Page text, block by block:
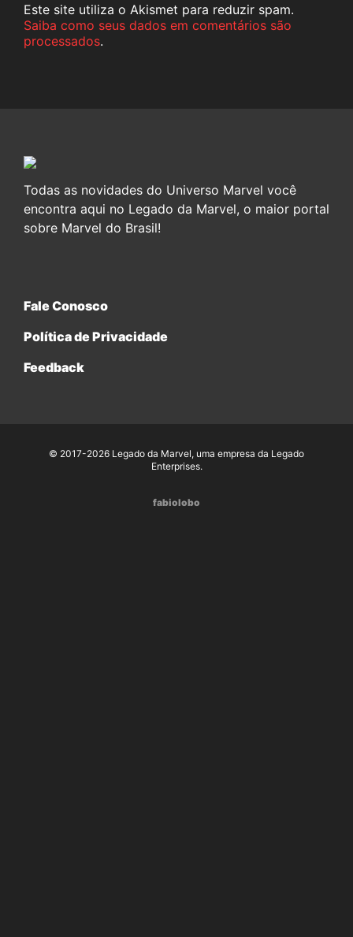
Este site utiliza o Akismet para reduzir spam.
Saiba como seus dados em comentários são
processados.
Todas as novidades do Universo Marvel você
encontra aqui no Legado da Marvel, o maior portal
sobre Marvel do Brasil!
Fale Conosco
Política de Privacidade
Feedback
© 2017-2026 Legado da Marvel, uma empresa da Legado
Enterprises.
fabiolobo